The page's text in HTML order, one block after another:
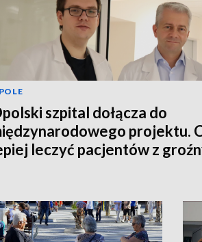
szpital dołącza do
projektu.
leczyć pacjentów z